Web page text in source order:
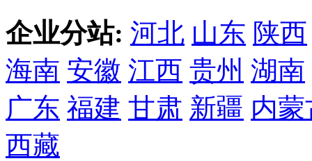
企业分站: 河北 山东 陕西
海南 安徽 江西 贵州 湖南
广东 福建 甘肃 新疆 内蒙
西藏